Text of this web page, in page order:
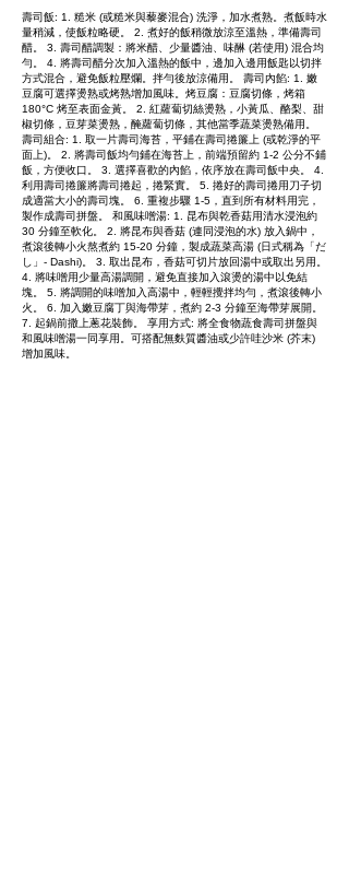
壽司飯: 1. 糙米 (或糙米與藜麥混合) 洗淨，加水煮熟。煮飯時水
量稍減，使飯粒略硬。 2. 煮好的飯稍微放涼至溫熱，準備壽司
醋。 3. 壽司醋調製：將米醋、少量醬油、味醂 (若使用) 混合均
勻。 4. 將壽司醋分次加入溫熱的飯中，邊加入邊用飯匙以切拌
方式混合，避免飯粒壓爛。拌勻後放涼備用。 壽司內餡: 1. 嫩
豆腐可選擇燙熟或烤熟增加風味。烤豆腐：豆腐切條，烤箱
180°C 烤至表面金黃。 2. 紅蘿蔔切絲燙熟，小黃瓜、酪梨、甜
椒切條，豆芽菜燙熟，醃蘿蔔切條，其他當季蔬菜燙熟備用。
壽司組合: 1. 取一片壽司海苔，平鋪在壽司捲簾上 (或乾淨的平
面上)。 2. 將壽司飯均勻鋪在海苔上，前端預留約 1-2 公分不鋪
飯，方便收口。 3. 選擇喜歡的內餡，依序放在壽司飯中央。 4.
利用壽司捲簾將壽司捲起，捲緊實。 5. 捲好的壽司捲用刀子切
成適當大小的壽司塊。 6. 重複步驟 1-5，直到所有材料用完，
製作成壽司拼盤。 和風味噌湯: 1. 昆布與乾香菇用清水浸泡約
30 分鐘至軟化。 2. 將昆布與香菇 (連同浸泡的水) 放入鍋中，
煮滾後轉小火熬煮約 15-20 分鐘，製成蔬菜高湯 (日式稱為「だ
し」- Dashi)。 3. 取出昆布，香菇可切片放回湯中或取出另用。
4. 將味噌用少量高湯調開，避免直接加入滾燙的湯中以免結
塊。 5. 將調開的味噌加入高湯中，輕輕攪拌均勻，煮滾後轉小
火。 6. 加入嫩豆腐丁與海帶芽，煮約 2-3 分鐘至海帶芽展開。
7. 起鍋前撒上蔥花裝飾。 享用方式: 將全食物蔬食壽司拼盤與
和風味噌湯一同享用。可搭配無麩質醬油或少許哇沙米 (芥末)
增加風味。